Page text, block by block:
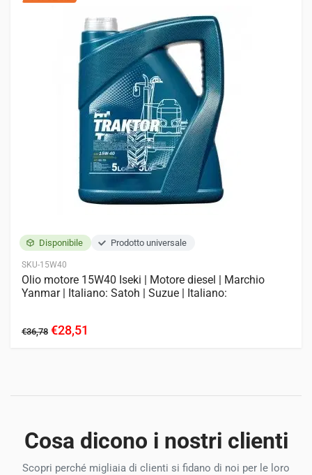
WG1605
Disponibile Prodotto universale
SKU-15W40
Olio motore 15W40 Iseki | Motore diesel | Marchio
Yanmar | Italiano: Satoh | Suzue | Italiano:
€36,78 €28,51
Cosa dicono i nostri clienti
Scopri perché migliaia di clienti si fidano di noi per le loro